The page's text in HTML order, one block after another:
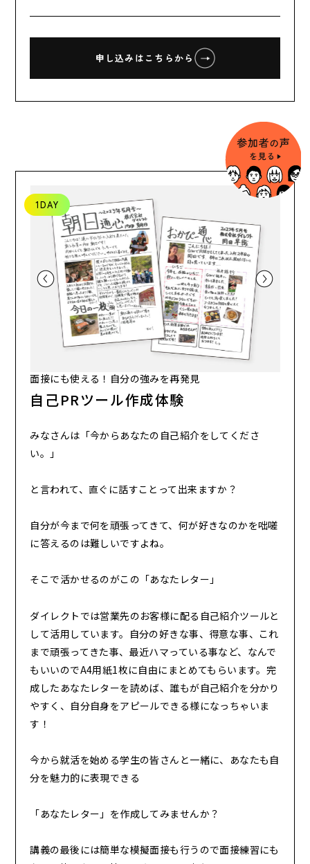
申し込みはこちらから
1DAY
面接にも使える！自分の強みを再発見
自己PRツール作成体験
みなさんは「今からあなたの自己紹介をしてくださ
い。」
と言われて、直ぐに話すことって出来ますか？
自分が今まで何を頑張ってきて、何が好きなのかを咄嗟
に答えるのは難しいですよね。
そこで活かせるのがこの「あなたレター」
ダイレクトでは営業先のお客様に配る自己紹介ツールと
して活用しています。 自分の好きな事、得意な事、これ
まで頑張ってきた事、最近ハマっている事など、なんで
もいいのでA4用紙1枚に自由にまとめてもらいます。 完
成したあなたレターを読めば、誰もが自己紹介を分かり
やすく、自分自身をアピールできる様になっちゃいま
す！
今から就活を始める学生の皆さんと一緒に、あなたも自
分を魅力的に表現できる
「あなたレター」を作成してみませんか？
講義の最後には簡単な模擬面接も行うので面接練習にも